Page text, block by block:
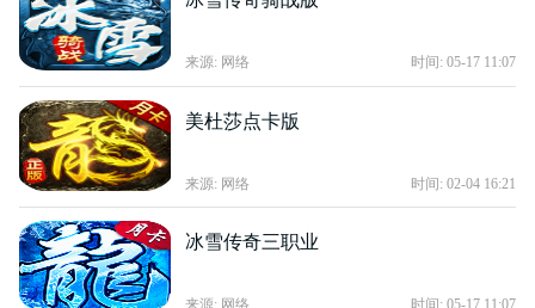
来源: 网络 时间: 05-17 11:07
美杜莎点卡版
来源: 网络 时间: 02-04 16:21
冰雪传奇三职业
来源: 网络 时间: 05-17 11:07